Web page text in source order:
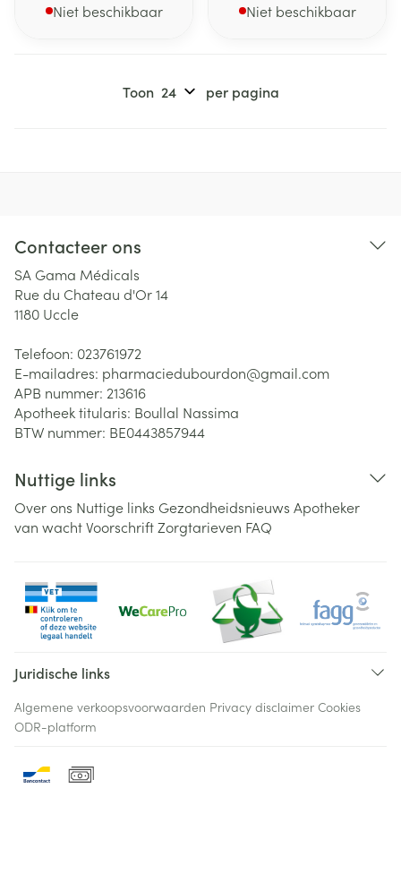
Niet beschikbaar Niet beschikbaar
Toon per pagina
Contacteer ons
SA Gama Médicals
Rue du Chateau d'Or 14
1180 Uccle
Telefoon: 023761972
E-mailadres: pharmaciedubourdon@gmail.com
APB nummer: 213616
Apotheek titularis: Boullal Nassima
BTW nummer: BE0443857944
Nuttige links
Over ons Nuttige links Gezondheidsnieuws Apotheker
van wachtVoorschriftZorgtarieven FAQ
Juridische links
Algemene verkoopsvoorwaarden Privacy disclaimer Cookies
ODR-platform